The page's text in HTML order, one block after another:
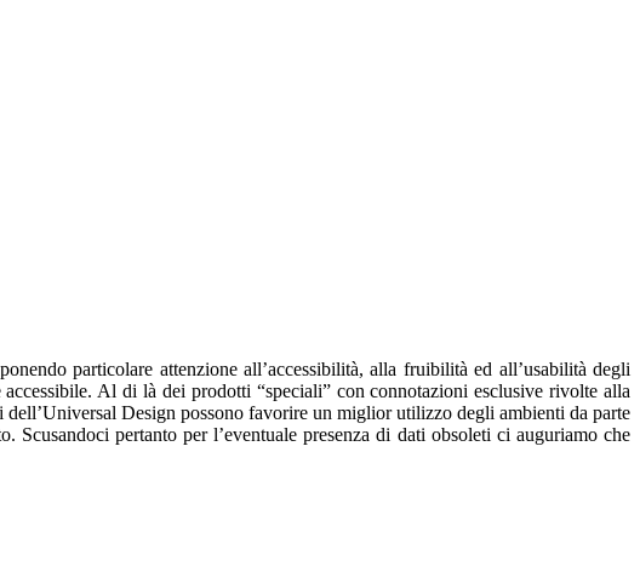
particolare attenzione all’accessibilità, alla fruibilità ed all’usabilità degli
Al di là dei prodotti “speciali” con connotazioni esclusive rivolte alla
Design possono favorire un miglior utilizzo degli ambienti da parte
pertanto per l’eventuale presenza di dati obsoleti ci auguriamo che